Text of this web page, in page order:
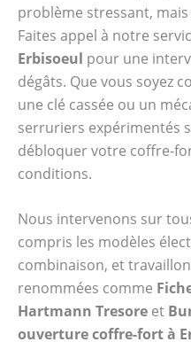
problème stressant,
Faites appel à notre
Erbisoeul pour une
dégâts. Que vous soyez
une clé cassée ou un
serruriers expérimentés
débloquer votre coffre-
conditions.
Nous intervenons sur
compris les modèles
combinaison, et
renommées comme
Hartmann Tresore et
ouverture coffre-fort à